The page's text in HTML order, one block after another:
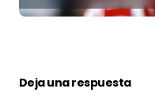
Deja una respuesta